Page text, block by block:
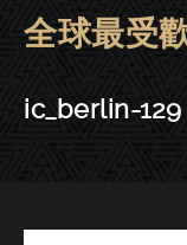
ic! berlin
全球最受
ic_berlin-129